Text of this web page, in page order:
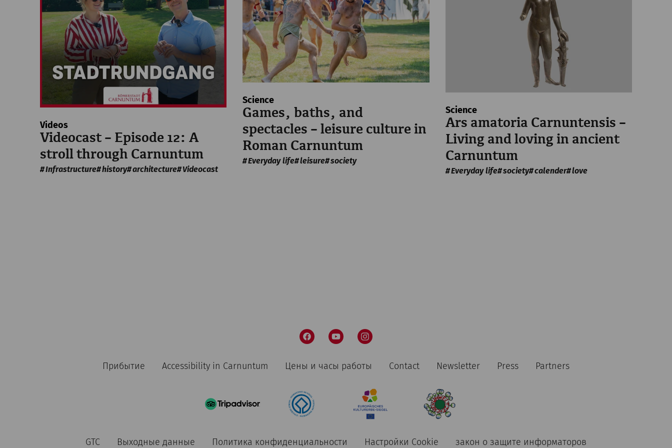
пт, 14. август2026
After Work Yoga
Rekonstruiertes Stadtviertel
€27
пт, 14. август2026
After Work Yoga mit Mulsum und Imbiss
Заказать билеты
пт, 21. август2026
Videos
Videocast – Episode 12: A
stroll through Carnuntum
Infrastructure history architecture Videocast
Science
Games, baths, and
spectacles – leisure culture in
Roman Carnuntum
Everyday life leisure society
Science
Ars amatoria Carnuntensis –
Living and loving in ancient
Carnuntum
Everyday life society calender love
Прибытие Accessibility in Carnuntum Цены и часы работы Contact Newsletter Press Partners
GTC Выходные данные Политика конфиденциальности Настройки Cookie закон о защите информаторов